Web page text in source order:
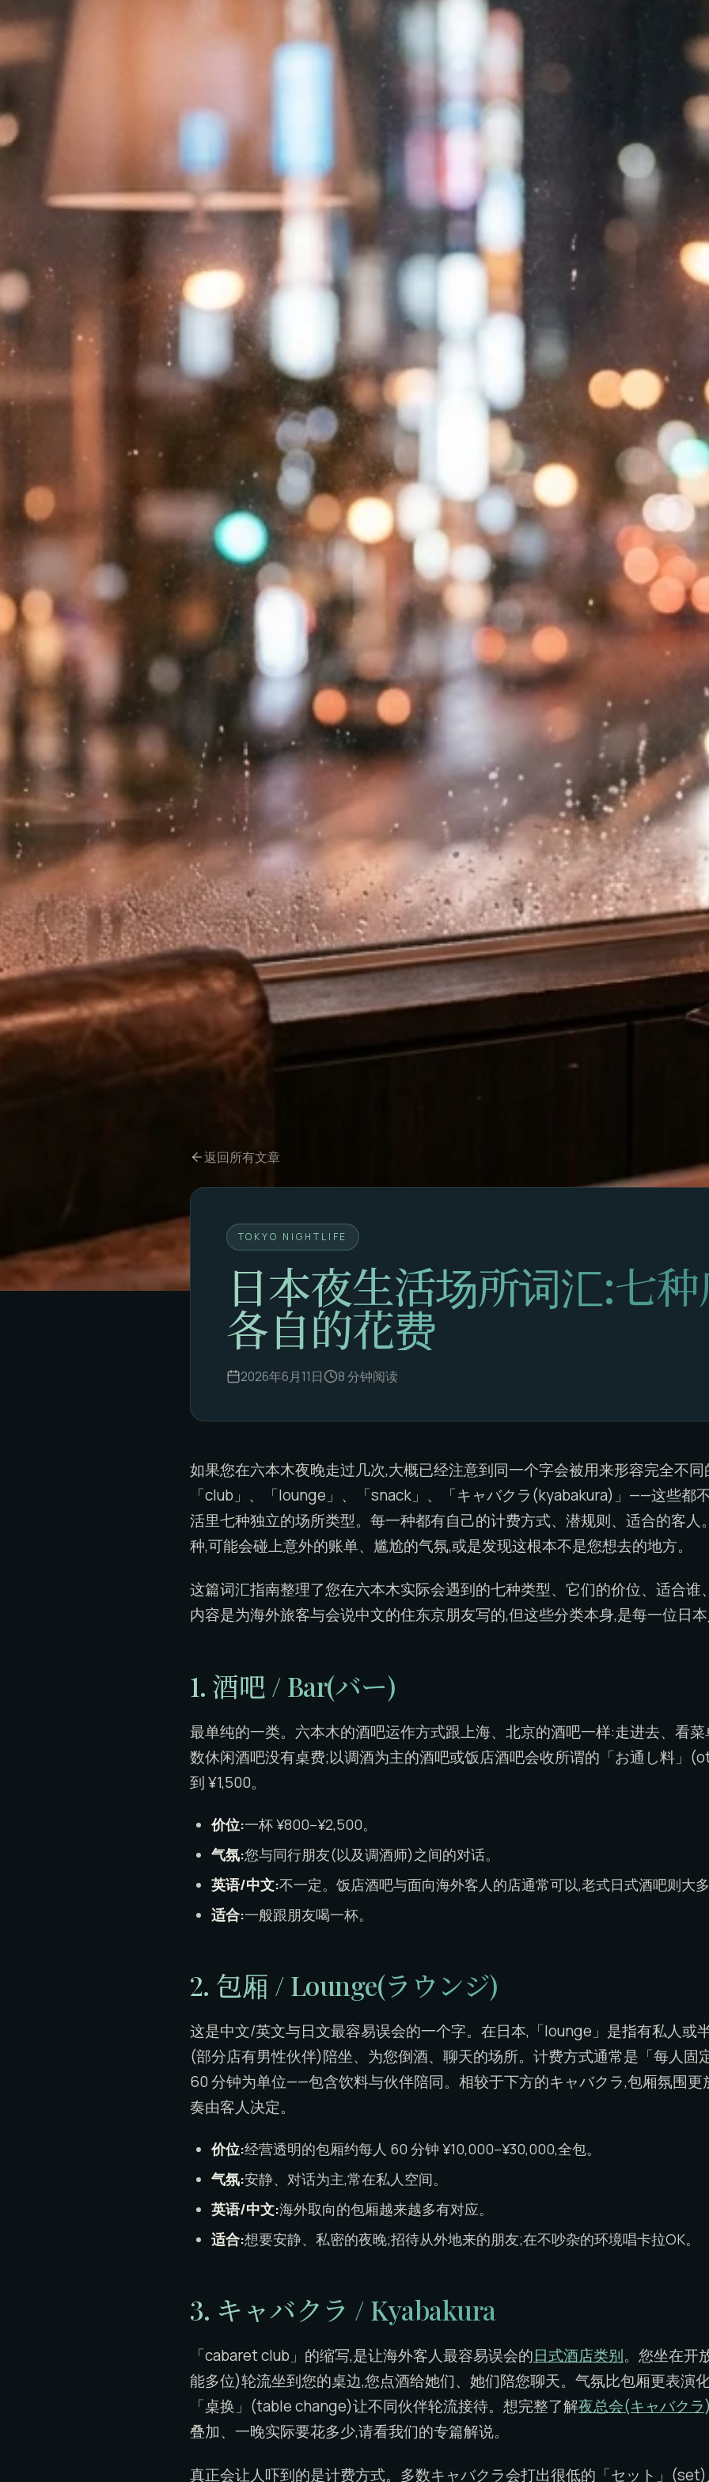
返回所有文章
TOKYO NIGHTLIFE
日本夜生活场所词汇:七
各自的花费
2026年6月11日 8分钟阅读
如果您在六本木夜晚走过几次,大概已经注意到同一个字会被用来形容完全不
「club」、「lounge」、「snack」、「キャバクラ(kyabakura)」——这些都
活里七种独立的场所类型。每一种都有自己的计费方式、潜规则、适合的客人
种,可能会碰上意外的账单、尴尬的气氛,或是发现这根本不是您想去的地方。
这篇词汇指南整理了您在六本木实际会遇到的七种类型、它们的价位、适合谁
内容是为海外旅客与会说中文的住东京朋友写的,但这些分类本身,是每一位日
1. 酒吧 / Bar(バー)
最单纯的一类。六本木的酒吧运作方式跟上海、北京的酒吧一样:走进去、看
数休闲酒吧没有桌费;以调酒为主的酒吧或饭店酒吧会收所谓的「お通し料」
到 ¥1,500。
价位:一杯 ¥800–¥2,500。
气氛:您与同行朋友(以及调酒师)之间的对话。
英语/中文:不一定。饭店酒吧与面向海外客人的店通常可以,老式日式酒吧则大
适合:一般跟朋友喝一杯。
2. 包厢 / Lounge(ラウンジ)
这是中文/英文与日文最容易误会的一个字。在日本,「lounge」是指有私人或
(部分店有男性伙伴)陪坐、为您倒酒、聊天的场所。计费方式通常是「每人
60 分钟为单位——包含饮料与伙伴陪同。相较于下方的キャバクラ,包厢氛围更
奏由客人决定。
价位:经营透明的包厢约每人 60 分钟 ¥10,000–¥30,000,全包。
气氛:安静、对话为主,常在私人空间。
英语/中文:海外取向的包厢越来越多有对应。
适合:想要安静、私密的夜晚;招待从外地来的朋友;在不吵杂的环境唱卡拉OK。
3. キャバクラ / Kyabakura
「cabaret club」的缩写,是让海外客人最容易误会的日式酒店类别。您坐在开
能多位)轮流坐到您的桌边,您点酒给她们、她们陪您聊天。气氛比包厢更表演
「桌换」(table change)让不同伙伴轮流接待。想完整了解夜总会(キャバク
叠加、一晚实际要花多少,请看我们的专篇解说。
真正会让人吓到的是计费方式。多数キャバクラ会打出很低的「セット」